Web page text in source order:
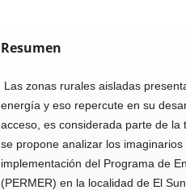
Resumen
Las zonas rurales aisladas
energía y eso repercute en su
acceso, es considerada parte de
se propone analizar los
implementación del Programa de
(PERMER) en la localidad de El